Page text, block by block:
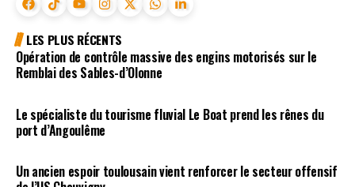
LES PLUS RÉCENTS
Opération de contrôle massive des engins motorisés sur le
Remblai des Sables-d’Olonne
Le spécialiste du tourisme fluvial Le Boat prend les rênes du
port d’Angoulême
Un ancien espoir toulousain vient renforcer le secteur offensif